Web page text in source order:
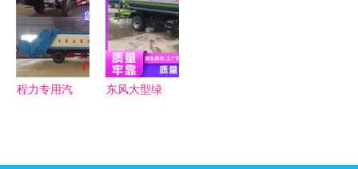
与性能亮点
程力专用汽
东风大型绿